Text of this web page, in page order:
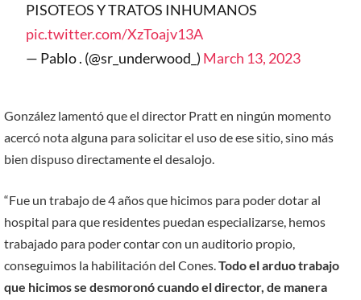
PISOTEOS Y TRATOS INHUMANOS
pic.twitter.com/XzToajv13A
— Pablo . (@sr_underwood_) March 13, 2023
González lamentó que el director Pratt en ningún momento
acercó nota alguna para solicitar el uso de ese sitio, sino más
bien dispuso directamente el desalojo.
“Fue un trabajo de 4 años que hicimos para poder dotar al
hospital para que residentes puedan especializarse, hemos
trabajado para poder contar con un auditorio propio,
conseguimos la habilitación del Cones.Todo el arduo trabajo
que hicimos se desmoronó cuando el director, de manera